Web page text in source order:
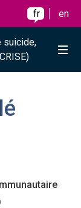
fr en
suicide,